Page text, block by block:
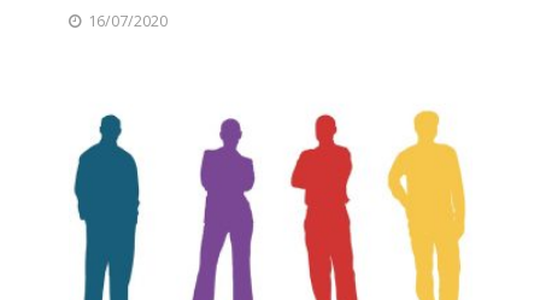
16/07/2020